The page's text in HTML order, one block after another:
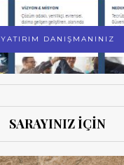
YATIRIM DANIŞMANINIZ
SARAYINIZ İÇİN